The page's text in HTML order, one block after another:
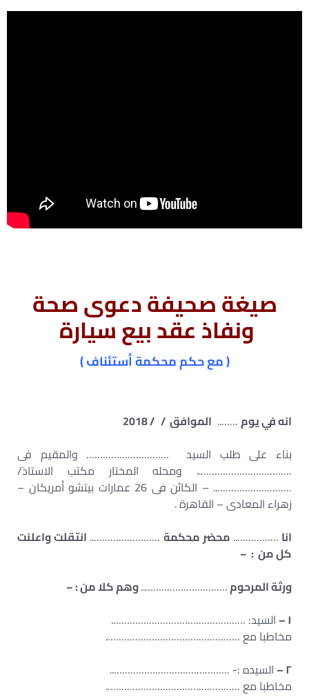
صيغة صحيفة دعوى صحة
ونفاذ عقد بيع سيارة
( مع حكم محكمة أستئناف )
انه في يوم…….. الموافق / / 2018
بناء على طلب السيد ………………………… والمقيم فى
…………………………….. ومحله المختار مكتب الاستاذ/
……………………….. – الكائن فى 26 عمارات بيتشو أمريكان –
زهراء المعادى – القاهرة .
انا …………….. محضر محكمة …………………….. انتقلت واعلنت
كل من : –
ورثة المرحوم…………………………..وهم كلا من : –
١ –
السيد: ………………………………………….
مخاطبا مع ………………………………………….
۲ –
السيده :- ……………………………………..
مخاطبا مع ………………………………………….